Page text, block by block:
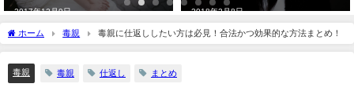
2018年2月8日 2018年1月6日
ホーム 毒親 毒親に仕返ししたい方は必見！合法かつ効果的な方法まとめ！
毒親 毒親 仕返し まとめ